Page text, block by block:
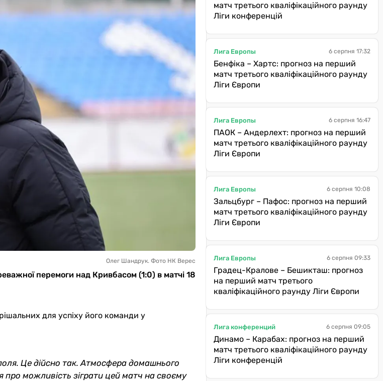
Олег Шандрук. Фото НК Верес
перемоги над Кривбасом (1:0) в матчі 18
для успіху його команди у
Це дійсно так. Атмосфера домашнього
можливість зіграти цей матч на своєму
матч третього кваліфікаційного раунду
Ліги конференцій
Лига Европы 6 серпня 17:32
Бенфіка – Хартс: прогноз на перший
матч третього кваліфікаційного раунду
Ліги Європи
Лига Европы 6 серпня 16:47
ПАОК – Андерлехт: прогноз на перший
матч третього кваліфікаційного раунду
Ліги Європи
Лига Европы 6 серпня 10:08
Зальцбург – Пафос: прогноз на перший
матч третього кваліфікаційного раунду
Ліги Європи
Лига Европы 6 серпня 09:33
Градец-Кралове – Бешикташ: прогноз
на перший матч третього
кваліфікаційного раунду Ліги Європи
Лига конференций 6 серпня 09:05
Динамо – Карабах: прогноз на перший
матч третього кваліфікаційного раунду
Ліги конференцій